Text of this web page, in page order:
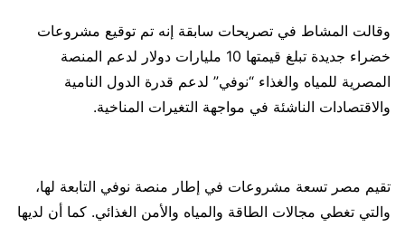
وقالت المشاط في تصريحات سابقة إنه تم توقيع مشروعات
خضراء جديدة تبلغ قيمتها 10 مليارات دولار لدعم المنصة
المصرية للمياه والغذاء “نوفي” لدعم قدرة الدول النامية
والاقتصادات الناشئة في مواجهة التغيرات المناخية.
تقيم مصر تسعة مشروعات في إطار منصة نوفي التابعة لها،
والتي تغطي مجالات الطاقة والمياه والأمن الغذائي. كما أن لديها